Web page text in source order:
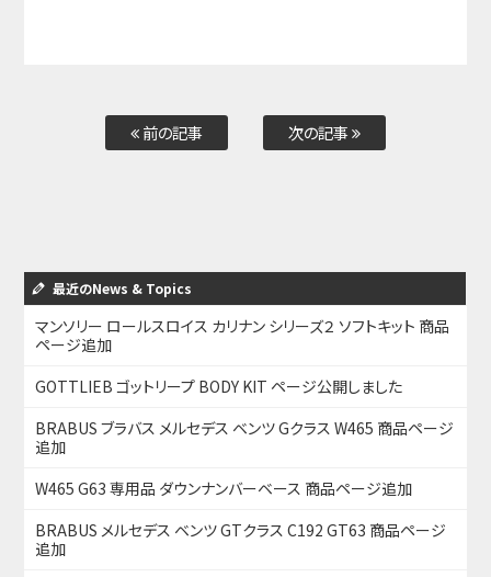
前の記事 次の記事
最近のNews & Topics
マンソリー ロールスロイス カリナン シリーズ２ ソフトキット 商品
ページ追加
GOTTLIEB ゴットリープ BODY KIT ページ公開しました
BRABUS ブラバス メルセデス ベンツ Gクラス W465 商品ページ
追加
W465 G63 専用品 ダウンナンバーベース 商品ページ追加
BRABUS メルセデス ベンツ GTクラス C192 GT63 商品ページ
追加